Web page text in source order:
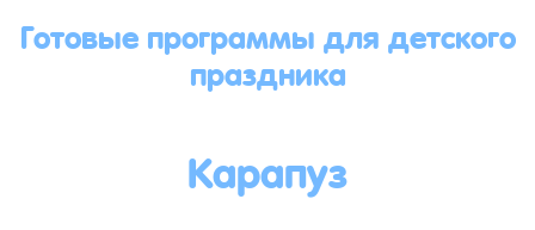
Готовые программы для детского
праздника
Карапуз